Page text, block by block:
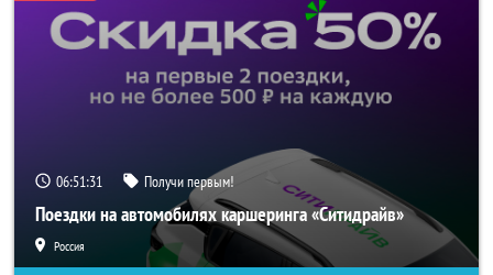
06:51:31 Получи первым!
Поездки на автомобилях каршеринга «Ситидрайв»
Россия